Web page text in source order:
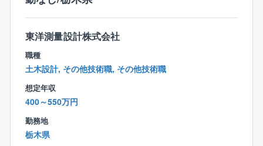
ベルの知識を身に着けることができます。
【同社の魅力】
業界シェアトップクラス：同社はボイラ業界でトップ
クラスのシェアを有しております。
また全国に拠点を設けており、より顧客の近くでニー
ズに応えられるような体制を築いております。
製造から販売までボイラに関するあらゆる事業を手掛
生活の基盤を支える事業をして手掛けております。
また、同社は民生熱エネルギー分野でトップ企業とな
東洋測量設計株式会社
職種
土木設計, その他技術職, その他技術職
想定年収
400～550万円
勤務地
栃木県